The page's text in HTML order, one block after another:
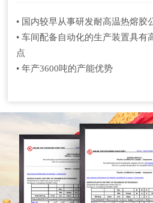
• 国内较早从事研发耐高温热熔胶
• 车间配备自动化的生产装置具有
点
• 年产3600吨的产能优势